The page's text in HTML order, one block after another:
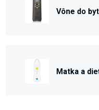
Vône do
Matka a